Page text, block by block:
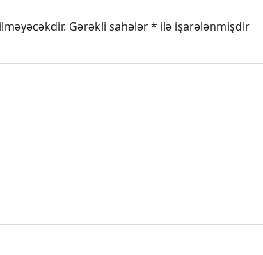
Gərəkli sahələr* ilə işarələnmişdir